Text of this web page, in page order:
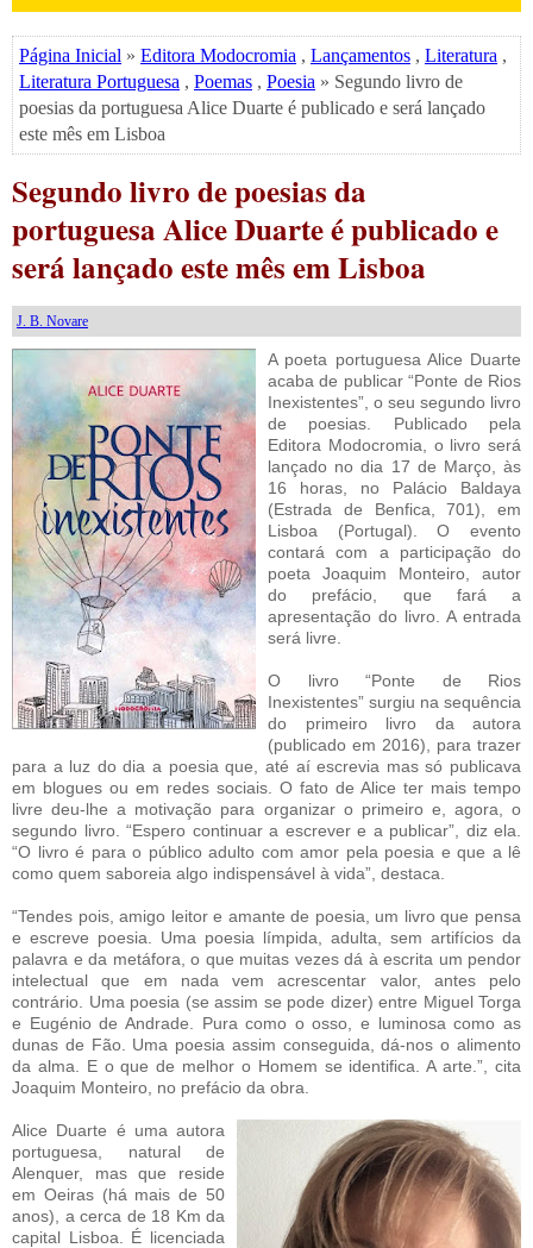
Página Inicial » Editora Modocromia , Lançamentos , Literatura ,
Literatura Portuguesa , Poemas , Poesia » Segundo livro de
poesias da portuguesa Alice Duarte é publicado e será lançado
este mês em Lisboa
Segundo livro de poesias da
portuguesa Alice Duarte é publicado e
será lançado este mês em Lisboa
J. B. Novare
A poeta portuguesa Alice Duarte
acaba de publicar “Ponte de Rios
Inexistentes”, o seu segundo livro
de poesias. Publicado pela
Editora Modocromia, o livro será
lançado no dia 17 de Março, às
16 horas, no Palácio Baldaya
(Estrada de Benfica, 701), em
Lisboa (Portugal). O evento
contará com a participação do
poeta Joaquim Monteiro, autor
do prefácio, que fará a
apresentação do livro. A entrada
será livre.
O livro “Ponte de Rios
Inexistentes” surgiu na sequência
do primeiro livro da autora
(publicado em 2016), para trazer
para a luz do dia a poesia que, até aí escrevia mas só publicava
em blogues ou em redes sociais. O fato de Alice ter mais tempo
livre deu-lhe a motivação para organizar o primeiro e, agora, o
segundo livro. “Espero continuar a escrever e a publicar”, diz ela.
“O livro é para o público adulto com amor pela poesia e que a lê
como quem saboreia algo indispensável à vida”, destaca.
“Tendes pois, amigo leitor e amante de poesia, um livro que pensa
e escreve poesia. Uma poesia límpida, adulta, sem artifícios da
palavra e da metáfora, o que muitas vezes dá à escrita um pendor
intelectual que em nada vem acrescentar valor, antes pelo
contrário. Uma poesia (se assim se pode dizer) entre Miguel Torga
e Eugénio de Andrade. Pura como o osso, e luminosa como as
dunas de Fão. Uma poesia assim conseguida, dá-nos o alimento
da alma. E o que de melhor o Homem se identifica. A arte.”, cita
Joaquim Monteiro, no prefácio da obra.
Alice Duarte é uma autora
portuguesa, natural de
Alenquer, mas que reside
em Oeiras (há mais de 50
anos), a cerca de 18 Km da
capital Lisboa. É licenciada